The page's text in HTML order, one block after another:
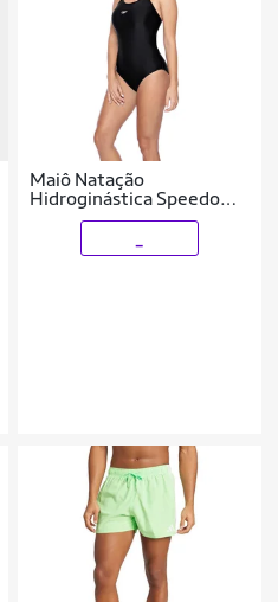
Maiô Natação
Hidroginástica Speedo
Skinny Esportivo Térmico